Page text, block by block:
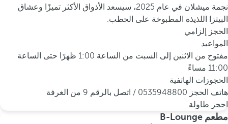
نجمة ميشلان في عام 2025، سيسعد الأذواق الأكثر تميزًا وعشاق
البيتزا اللذيذة المطبوخة على الحطب.
الحجز إلزامي
المواعيد
مفتوح من الاثنين إلى السبت من الساعة 1:00 ظهرًا حتى الساعة
11:00 مساءً
الحجوزات الهاتفية
هاتف الحجز 0535948800 / اتصل بالرقم 9 من الغرفة
احجز طاولة
مطعم B-Lounge